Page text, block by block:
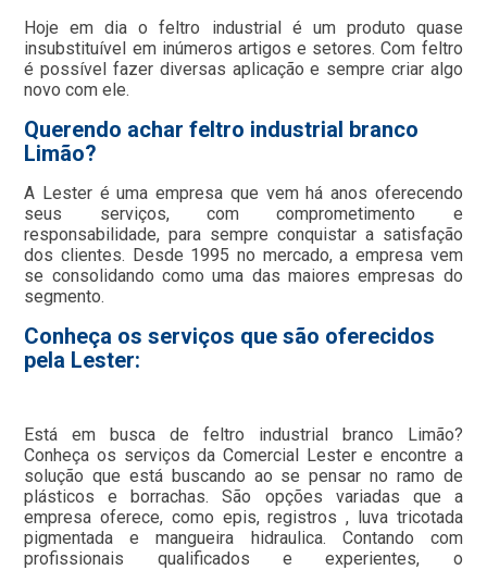
Hoje em dia o feltro industrial é um produto quase
insubstituível em inúmeros artigos e setores. Com feltro
é possível fazer diversas aplicação e sempre criar algo
novo com ele.
Querendo achar feltro industrial branco
Limão?
A Lester é uma empresa que vem há anos oferecendo
seus serviços, com comprometimento e
responsabilidade, para sempre conquistar a satisfação
dos clientes. Desde 1995 no mercado, a empresa vem
se consolidando como uma das maiores empresas do
segmento.
Conheça os serviços que são oferecidos
pela Lester:
Está em busca de feltro industrial branco Limão?
Conheça os serviços da Comercial Lester e encontre a
solução que está buscando ao se pensar no ramo de
plásticos e borrachas. São opções variadas que a
empresa oferece, como epis, registros , luva tricotada
pigmentada e mangueira hidraulica. Contando com
profissionais qualificados e experientes, o